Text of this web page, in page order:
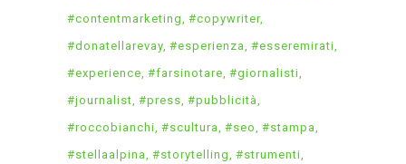
#contentmarketing #copywriter
#donatellarevay #esperienza #esseremirati
#experience #farsinotare #giornalisti
#journalist #press #pubblicità
#roccobianchi #scultura #seo #stampa
#stellaalpina #storytelling #strumenti